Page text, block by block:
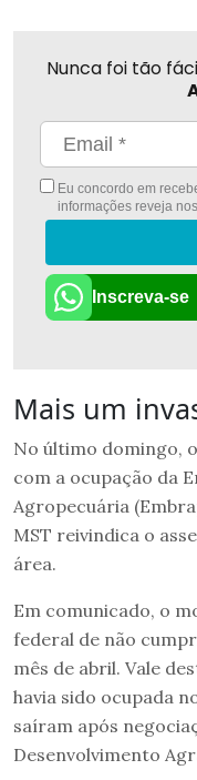
Nunca foi tão
Eu concordo em
informações reveja
Inscreva-se
Mais um
No último domingo,
com a ocupação da
Agropecuária
MST reivindica o
área.
Em comunicado, o
federal de não
mês de abril. Vale
havia sido ocupada
saíram após
Desenvolvimento